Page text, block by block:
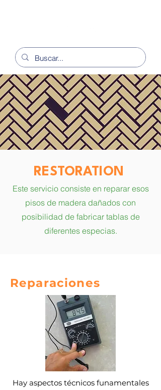
RESTORATION
Este servicio consiste en reparar esos
pisos de madera dañados con
posibilidad de fabricar tablas de
diferentes especias.
Reparaciones
Hay aspectos técnicos funamentales